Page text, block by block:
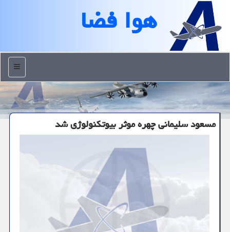
هوا فضا
منو
مسعود سلیمانی چهره موثر بیوتكنولوژی شد